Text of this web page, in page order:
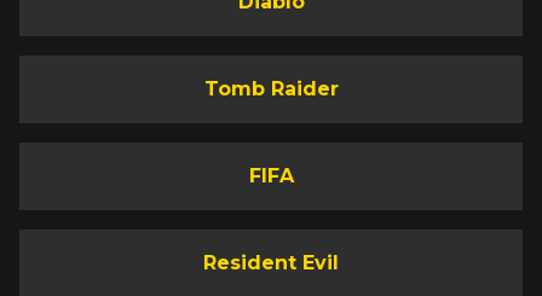
Tomb Raider
FIFA
Resident Evil